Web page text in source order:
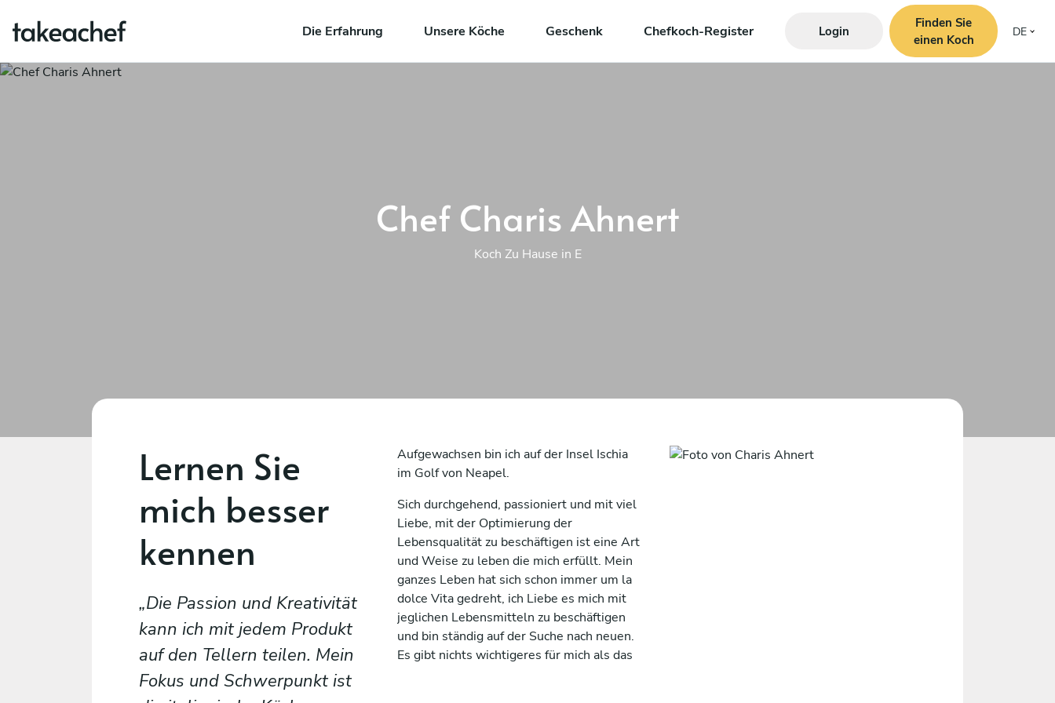
Die Erfahrung Unsere Köche Geschenk Chefkoch-Register Login
Finden Sie
einen Koch
DE
Chef Charis Ahnert
Koch Zu Hause in E
Lernen Sie
mich besser
kennen
Die Passion und Kreativität
kann ich mit jedem Produkt
auf den Tellern teilen. Mein
Fokus und Schwerpunkt ist
Aufgewachsen bin ich auf der Insel Ischia
im Golf von Neapel.
Sich durchgehend, passioniert und mit viel
Liebe, mit der Optimierung der
Lebensqualität zu beschäftigen ist eine Art
und Weise zu leben die mich erfüllt. Mein
ganzes Leben hat sich schon immer um la
dolce Vita gedreht, ich Liebe es mich mit
jeglichen Lebensmitteln zu beschäftigen
und bin ständig auf der Suche nach neuen.
Es gibt nichts wichtigeres für mich als das